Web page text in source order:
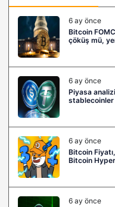
6 ay önce
Bitcoin
çöküş mü,
6 ay önce
Piyasa
stablecoinler
6 ay önce
Bitcoin
Bitcoin
6 ay önce